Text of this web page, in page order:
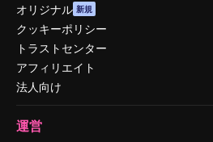
オリジナル 新規
クッキーポリシー
トラストセンター
アフィリエイト
法人向け
運営